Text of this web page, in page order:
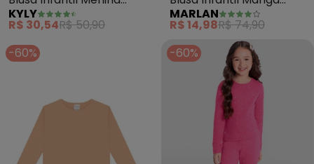
Ursinhos (Rosa)
KYLY
R$ 30,54R$ 50,90
Longa em Punho (Rosa)
MARLAN
R$ 14,98R$ 74,90
-60%
-60%